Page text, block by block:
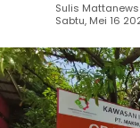
Sulis Mattanews
Sabtu, Mei 16